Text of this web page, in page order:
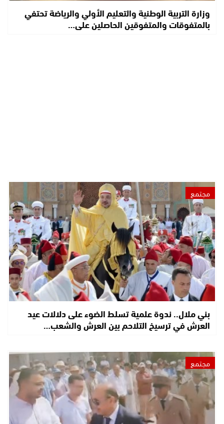
وزارة التربية الوطنية والتعليم الأولي والرياضة تحتفي
بالمتفوقات والمتفوقين الحاصلين على…
مجتمع
بني ملال.. ندوة علمية تسلط الضوء على دلالات عيد
العرش في ترسيخ التلاحم بين العرش والشعب…
مجتمع